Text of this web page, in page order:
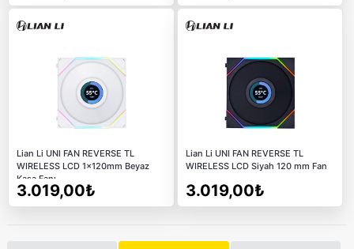
Lian Li UNI FAN REVERSE TL
WIRELESS LCD 1x120mm Beyaz
Kasa Fanı
3.019,00₺
Lian Li UNI FAN REVERSE TL
WIRELESS LCD Siyah 120 mm Fan
3.019,00₺